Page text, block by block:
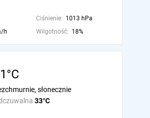
Ciśnienie: 1013 hPa
h Wilgotność: 18%
33°C
słonecznie